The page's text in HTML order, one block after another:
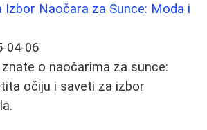
Izbor Naočara za Sunce: Moda i
04-06
o naočarima za sunce:
očiju i saveti za izbor